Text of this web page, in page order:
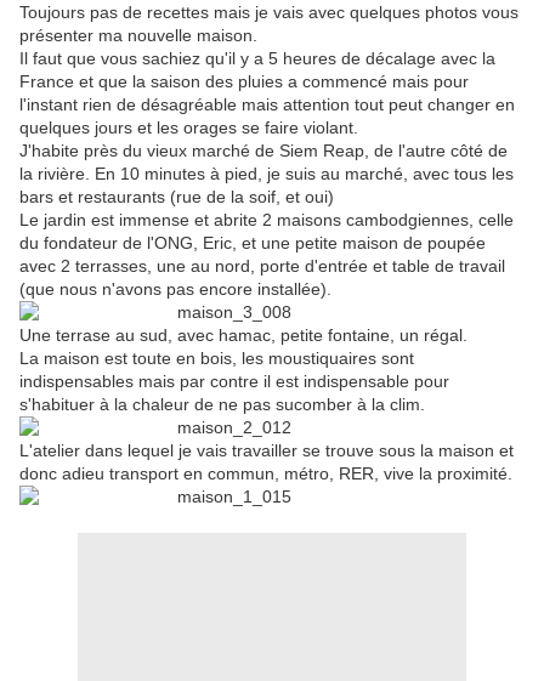
Toujours pas de recettes mais je vais avec quelques photos vous
présenter ma nouvelle maison.
Il faut que vous sachiez qu'il y a 5 heures de décalage avec la
France et que la saison des pluies a commencé mais pour
l'instant rien de désagréable mais attention tout peut changer en
quelques jours et les orages se faire violant.
J'habite près du vieux marché de Siem Reap, de l'autre côté de
la rivière. En 10 minutes à pied, je suis au marché, avec tous les
bars et restaurants (rue de la soif, et oui)
Le jardin est immense et abrite 2 maisons cambodgiennes, celle
du fondateur de l'ONG, Eric, et une petite maison de poupée
avec 2 terrasses, une au nord, porte d'entrée et table de travail
(que nous n'avons pas encore installée).
Une terrase au sud, avec hamac, petite fontaine, un régal.
La maison est toute en bois, les moustiquaires sont
indispensables mais par contre il est indispensable pour
s'habituer à la chaleur de ne pas sucomber à la clim.
L'atelier dans lequel je vais travailler se trouve sous la maison et
donc adieu transport en commun, métro, RER, vive la proximité.